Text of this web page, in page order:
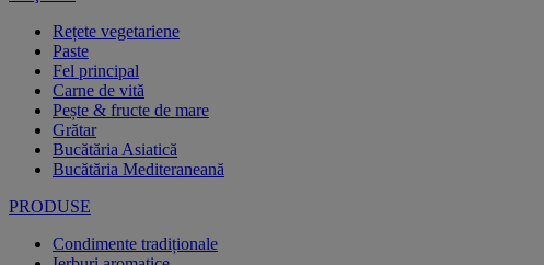
Rețete vegetariene
Paste
Fel principal
Carne de vită
Pește & fructe de mare
Grătar
Bucătăria Asiatică
Bucătăria Mediteraneană
PRODUSE
Condimente tradiționale